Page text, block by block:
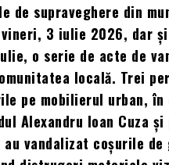
de supraveghere din
3 iulie 2026, dar
o serie de acte de
locală. Trei
pe mobilierul urban, în
Alexandru Ioan Cuza
au vandalizat coșurile